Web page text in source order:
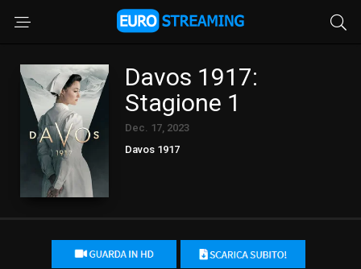
Davos 1917:
Stagione 1
Dec. 17, 2023
Davos 1917